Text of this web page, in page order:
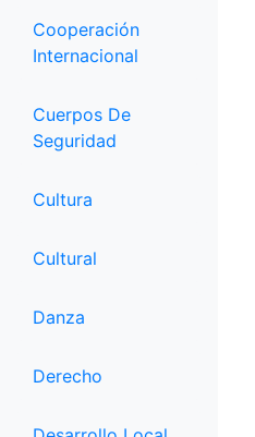
Cooperación
Internacional
Cuerpos De
Seguridad
Cultura
Cultural
Danza
Derecho